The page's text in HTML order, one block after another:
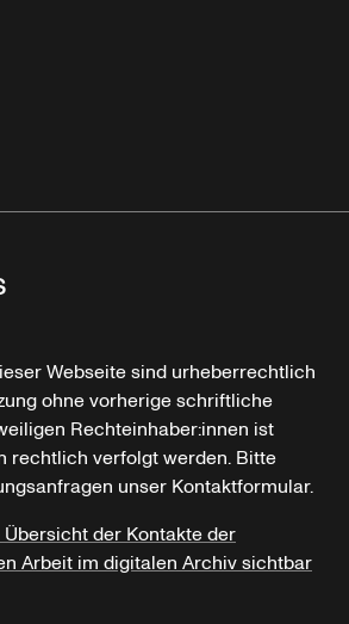
Webseite sind urheberrechtlich
ohne vorherige schriftliche
Rechteinhaber:innen ist
rechtlich verfolgt werden. Bitte
unser Kontaktformular.
der Kontakte der
Arbeit im digitalen Archiv sichtbar